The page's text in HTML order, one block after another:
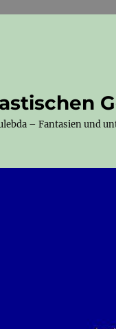
– Fantasien und